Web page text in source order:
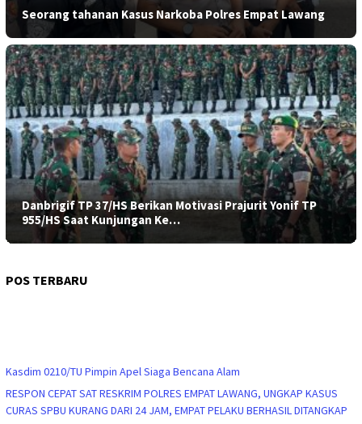
Seorang tahanan Kasus Narkoba Polres Empat Lawang
Danbrigif TP 37/HS Berikan Motivasi Prajurit Yonif TP
955/HS Saat Kunjungan Ke…
POS TERBARU
Kasdim 0210/TU Pimpin Apel Siaga Bencana Alam
RESPON CEPAT SAT RESKRIM POLRES EMPAT LAWANG, UNGKAP KASUS
CURAS SPBU KURANG DARI 24 JAM, EMPAT PELAKU BERHASIL DITANGKAP